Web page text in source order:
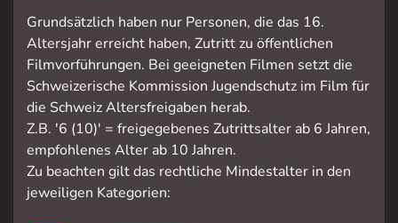
Grundsätzlich haben nur Personen, die das 16.
Altersjahr erreicht haben, Zutritt zu öffentlichen
Filmvorführungen. Bei geeigneten Filmen setzt die
Schweizerische Kommission Jugendschutz im Film für
die Schweiz Altersfreigaben herab.
Z.B. '6 (10)' = freigegebenes Zutrittsalter ab 6 Jahren,
empfohlenes Alter ab 10 Jahren.
Zu beachten gilt das rechtliche Mindestalter in den
jeweiligen Kategorien: